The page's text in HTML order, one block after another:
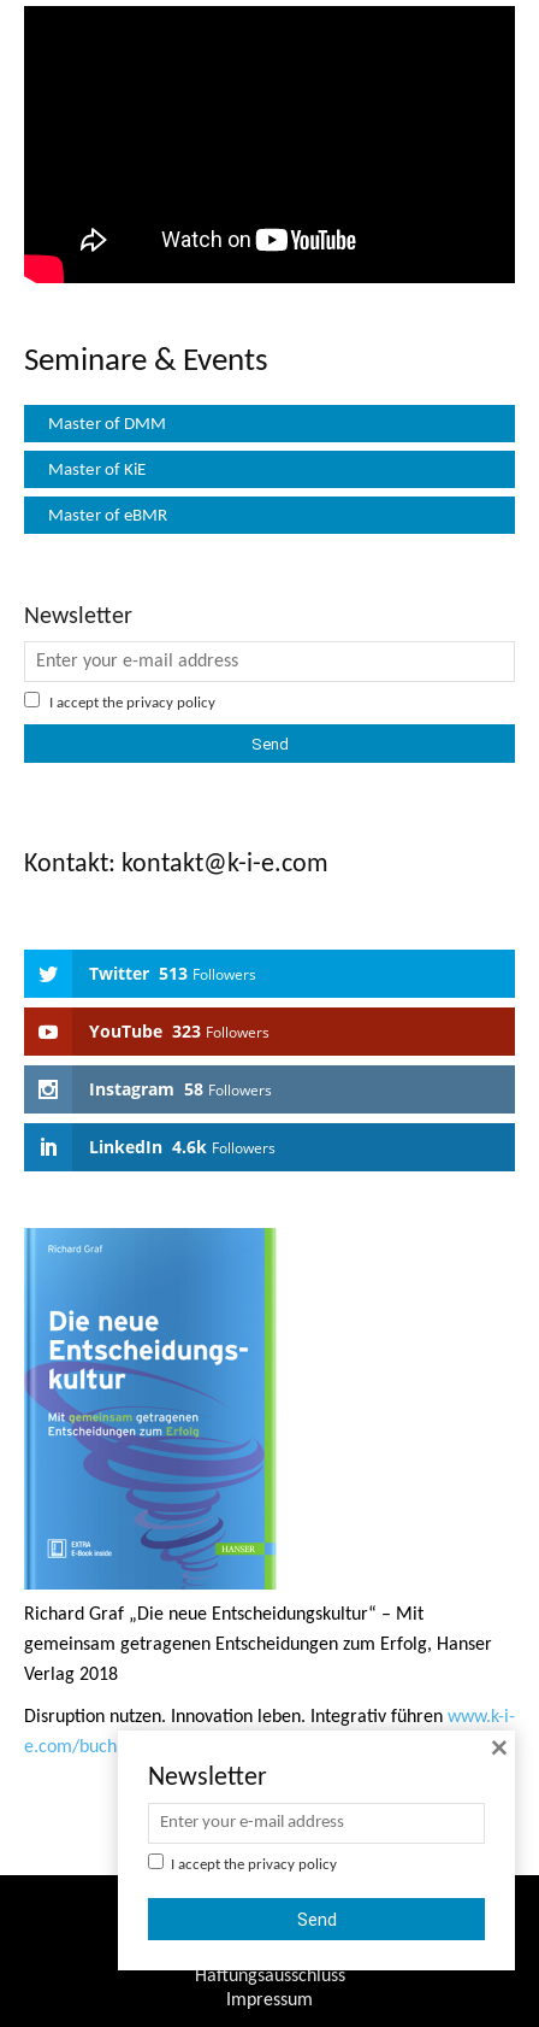
Seminare & Events
Master of DMM
Master of KiE
Master of eBMR
Newsletter
I accept the privacy policy
Kontakt: kontakt@k-i-e.com
Twitter 513 Followers
YouTube 323 Followers
Instagram 58 Followers
LinkedIn 4.6k Followers
Richard Graf „Die neue Entscheidungskultur“ – Mit
gemeinsam getragenen Entscheidungen zum Erfolg, Hanser
Verlag 2018
Disruption nutzen. Innovation leben. Integrativ führen www.k-i-
e.com/buch
© Copyright - K-I-E
Haftungsausschluss
Impressum
Newsletter
I accept the privacy policy
×